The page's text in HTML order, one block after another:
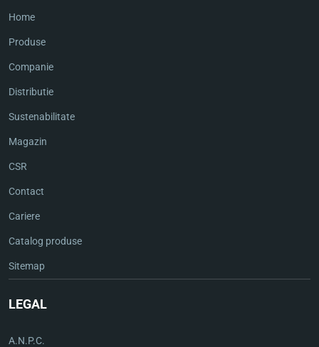
Home
Produse
Companie
Distributie
Sustenabilitate
Magazin
CSR
Contact
Cariere
Catalog produse
Sitemap
LEGAL
A.N.P.C.